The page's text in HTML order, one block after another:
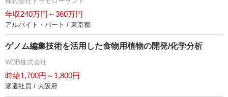
年収240万円～360万円
アルバイト・パート / 東京都
ゲノム編集技術を活用した食物用植物の開発/化学分析
WDB株式会社
時給1,700円～1,800円
派遣社員 / 大阪府